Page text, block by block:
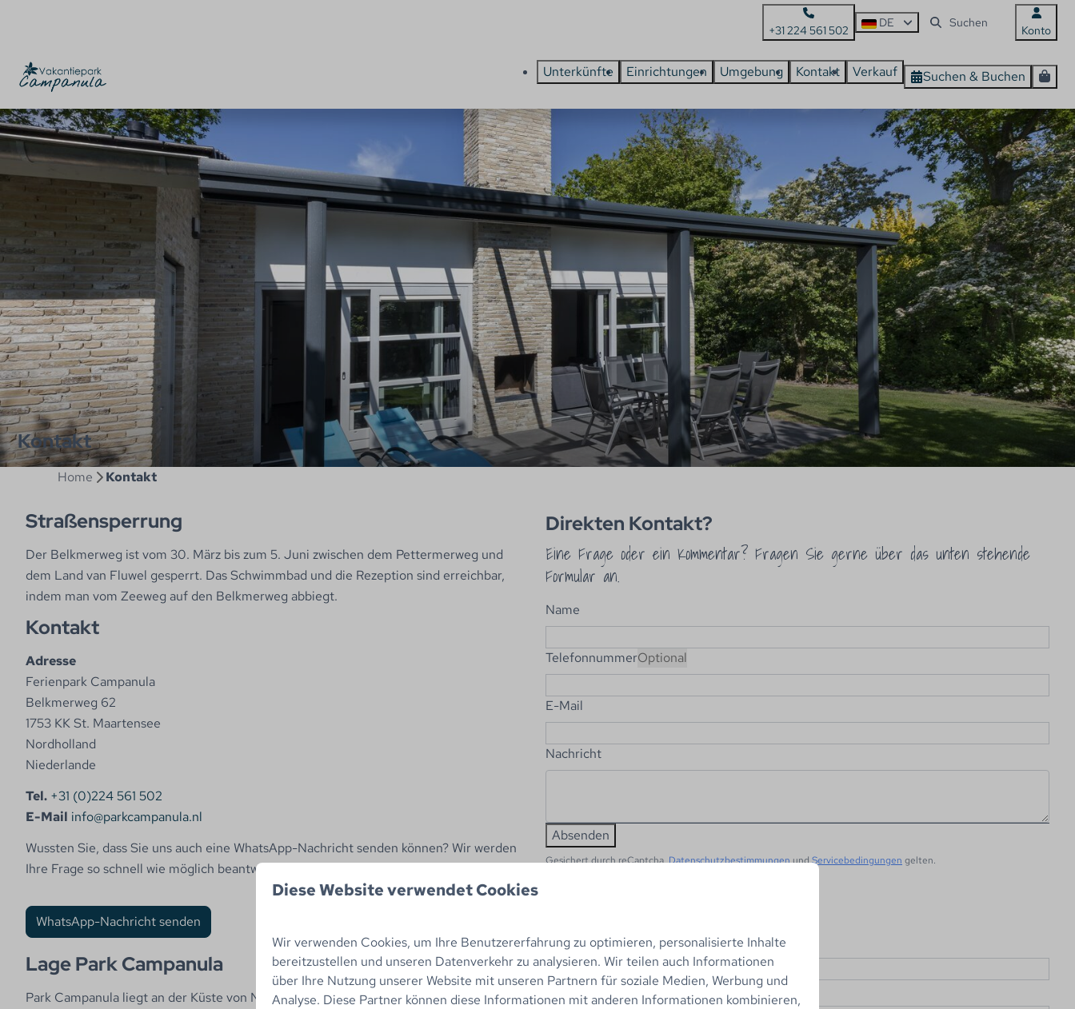
+31 224 561 502
DE
Konto
Unterkünfte Einrichtungen Umgebung Kontakt Verkauf Suchen & Buchen
Kontakt
Home Kontakt
Straßensperrung
Der Belkmerweg ist vom 30. März bis zum 5. Juni zwischen dem Pettermerweg und
dem Land van Fluwel gesperrt. Das Schwimmbad und die Rezeption sind erreichbar,
indem man vom Zeeweg auf den Belkmerweg abbiegt.
Kontakt
Adresse
Ferienpark Campanula
Belkmerweg 62
1753 KK St. Maartensee
Nordholland
Niederlande
Tel. +31 (0)224 561 502
E-Mail info@parkcampanula.nl
Wussten Sie, dass Sie uns auch eine WhatsApp-Nachricht senden können? Wir werden
Ihre Frage so schnell wie möglich beantworten.
WhatsApp-Nachricht senden
Lage Park Campanula
Park Campanula liegt an der Küste von Nordholland, zwischen Alkmaar und Den Helder,
Direkten Kontakt?
Eine Frage oder ein Kommentar? Fragen Sie gerne über das unten stehende
Formular an.
Name
TelefonnummerOptional
E-Mail
Nachricht
Absenden
Gesichert durch reCaptcha,DatenschutzbestimmungenundServicebedingungen gelten.
Name
Adresse
Diese Website verwendet Cookies
Wir verwenden Cookies, um Ihre Benutzererfahrung zu optimieren, personalisierte Inhalte
bereitzustellen und unseren Datenverkehr zu analysieren. Wir teilen auch Informationen
über Ihre Nutzung unserer Website mit unseren Partnern für soziale Medien, Werbung und
Analyse. Diese Partner können diese Informationen mit anderen Informationen kombinieren,